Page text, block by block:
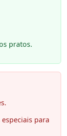
pratos.
para